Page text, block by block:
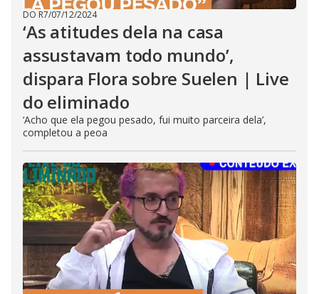
DO R7/07/12/2024
‘As atitudes dela na casa
assustavam todo mundo’,
dispara Flora sobre Suelen | Live
do eliminado
‘Acho que ela pegou pesado, fui muito parceira dela’,
completou a peoa